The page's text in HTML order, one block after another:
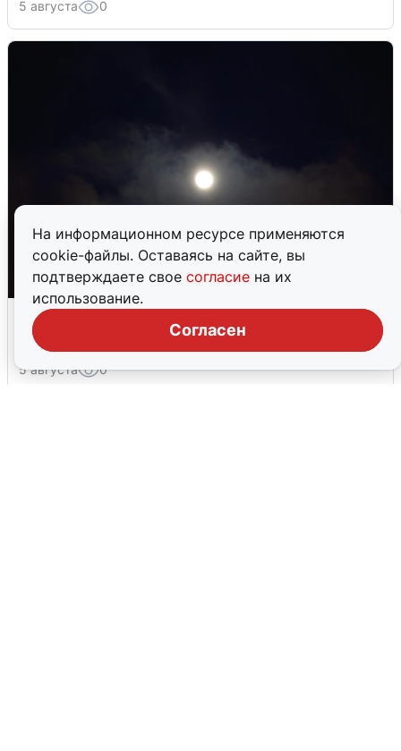
На информационном ресурсе применяются
cookie-файлы. Оставаясь на сайте, вы
подтверждаете свое согласие на их
использование.
Согласен
5 августа 0
Взрывы в Воронеже после сигнала
тревоги
5 августа 0